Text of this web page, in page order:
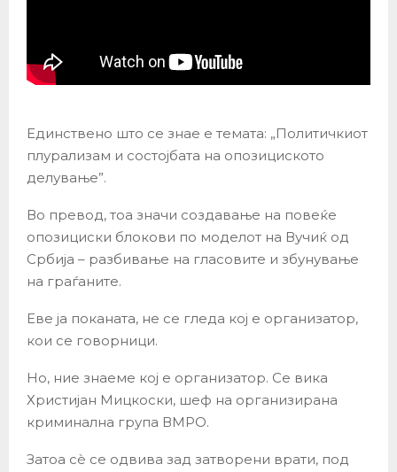
Единствено што се знае е темата: „Политичкиот
плурализам и состојбата на опозициското
делување”.
Во превод, тоа значи создавање на повеќе
опозициски блокови по моделот на Вучиќ од
Србија – разбивање на гласовите и збунување
на граѓаните.
Еве ја поканата, не се гледа кој е организатор,
кои се говорници.
Но, ние знаеме кој е организатор. Се вика
Христијан Мицкоски, шеф на организирана
криминална група ВМРО.
Затоа сè се одвива зад затворени врати, под